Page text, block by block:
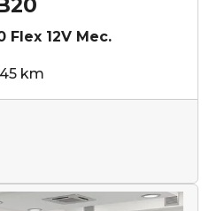
Flex 12V Mec.
km